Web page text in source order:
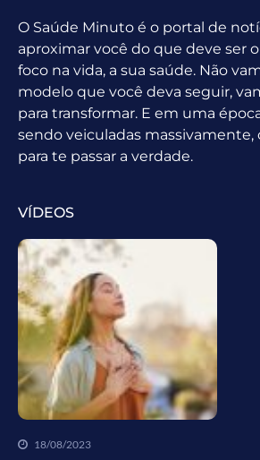
O Saúde Minuto é o portal de
aproximar você do que deve ser
foco na vida, a sua saúde. Não
modelo que você deva seguir,
para transformar. E em uma
sendo veiculadas massivamente,
para te passar a verdade.
VÍDEOS
18/08/2023